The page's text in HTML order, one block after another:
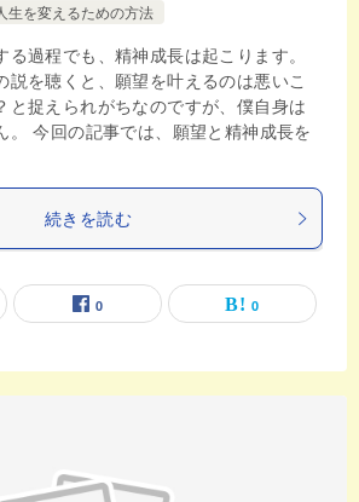
生を変えるための方法
過程でも、精神成長は起こります。
説を聴くと、願望を叶えるのは悪いこ
と捉えられがちなのですが、僕自身は
。 今回の記事では、願望と精神成長を
続きを読む
0 0